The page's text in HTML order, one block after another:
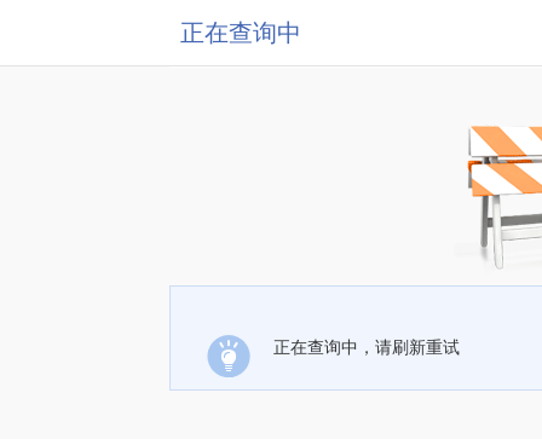
正在查询中
正在查询中，请刷新重试